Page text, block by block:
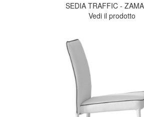
SEDIA TRAFFIC -
Vedi il prodotto